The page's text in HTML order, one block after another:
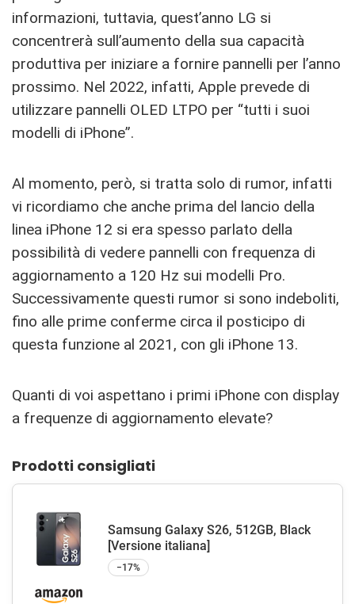
informazioni, tuttavia, quest’anno LG si
concentrerà sull’aumento della sua capacità
produttiva per iniziare a fornire pannelli per l’anno
prossimo. Nel 2022, infatti, Apple prevede di
utilizzare pannelli OLED LTPO per “tutti i suoi
modelli di iPhone”.
Al momento, però, si tratta solo di rumor, infatti
vi ricordiamo che anche prima del lancio della
linea ‌iPhone 12‌ si era spesso parlato della
possibilità di vedere pannelli con frequenza di
aggiornamento a 120 Hz sui modelli Pro.
Successivamente questi rumor si sono indeboliti,
fino alle prime conferme circa il posticipo di
questa funzione al 2021, con gli iPhone 13.
Quanti di voi aspettano i primi iPhone con display
a frequenze di aggiornamento elevate?
Prodotti consigliati
Samsung Galaxy S26, 512GB, Black
[Versione italiana]
−17%